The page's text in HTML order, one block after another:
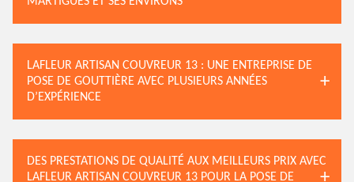
LAFLEUR ARTISAN COUVREUR 13 : UNE ENTREPRISE DE
POSE DE GOUTTIÈRE AVEC PLUSIEURS ANNÉES
D’EXPÉRIENCE
DES PRESTATIONS DE QUALITÉ AUX MEILLEURS PRIX AVEC
LAFLEUR ARTISAN COUVREUR 13 POUR LA POSE DE